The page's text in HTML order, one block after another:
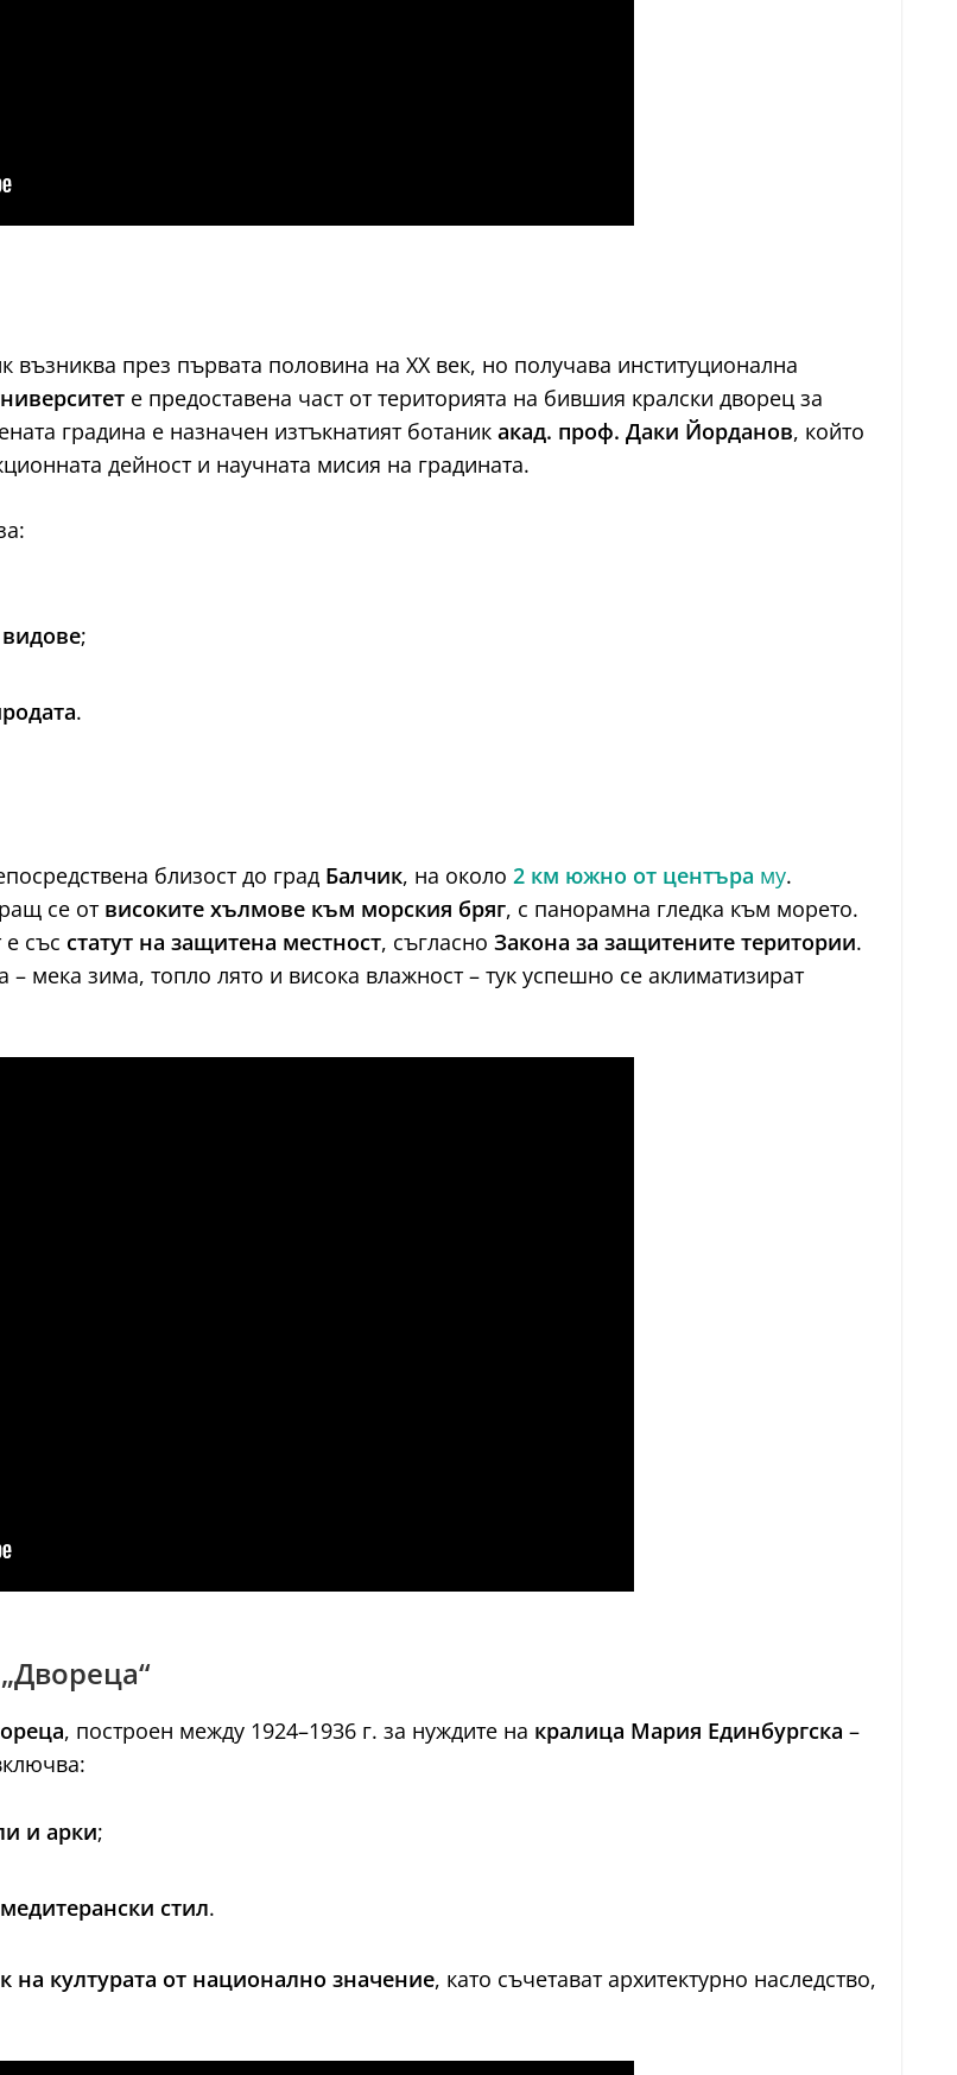
възниква през първата половина на XX век, но получава институционална
е предоставена част от територията на бившия кралски дворец за
градина е назначен изтъкнатият ботаник акад. проф. Даки Йорданов, който
дейност и научната мисия на градината.
;
.
близост до град Балчик, на около 2 км южно от центъра му.
се от високите хълмове към морския бряг, с панорамна гледка към морето.
е със статут на защитена местност, съгласно Закона за защитените територии.
мека зима, топло лято и висока влажност – тук успешно се аклиматизират
, построен между 1924–1936 г. за нуждите на кралица Мария Единбургска –
и арки;
стил.
на културата от национално значение, като съчетават архитектурно наследство,